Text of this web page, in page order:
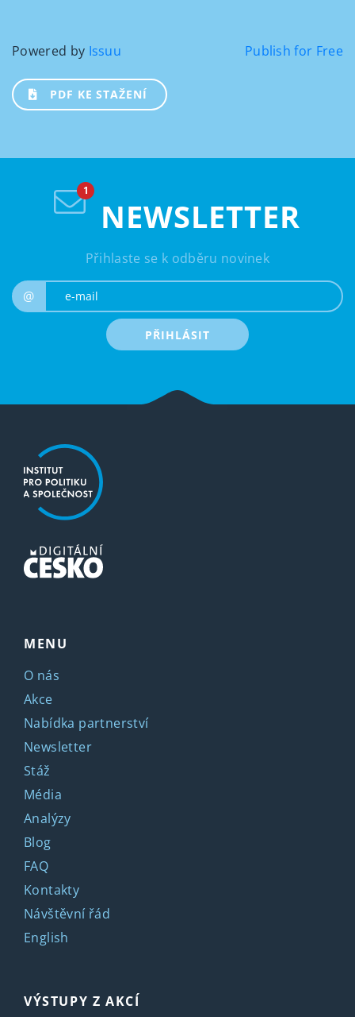
Powered by Issuu Publish for Free
PDF KE STAŽENÍ
NEWSLETTER
Přihlaste se k odběru novinek
@
PŘIHLÁSIT
MENU
O nás
Akce
Nabídka partnerství
Newsletter
Stáž
Média
Analýzy
Blog
FAQ
Kontakty
Návštěvní řád
English
VÝSTUPY Z AKCÍ